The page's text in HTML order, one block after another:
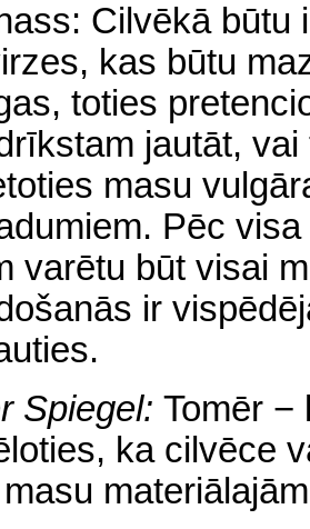
Cilvēkā būtu
kas būtu
toties
jautāt,
masu
Pēc
varētu būt visai
ir
Spiegel: Tomēr −
ka cilvēce